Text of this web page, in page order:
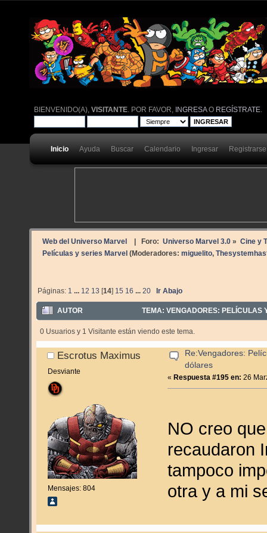
BIENVENIDO(A),VISITANTE . POR FAVOR, INGRESAO REGÍSTRATE
Inicio Ayuda Buscar Calendario Ingresar Registrarse
Web del Universo Marvel | Foro: Universo Marvel 3.0» Cine y
Películas y series Marvel (Moderadores: miguelito,
Páginas: 1 ... 12 13 [14] 15 16 ...20 Ir Abajo
AUTOR TEMA: VENGADORES: PELÍCULAS
0 Usuarios y 1 Visitante están viendo este tema.
Escrotus Maximus
Desviante
Mensajes: 804
Re:Vengadores:
dólares
«Respuesta #195 en: 26
NO creo
recaudaron
tampoco
otra y a mi